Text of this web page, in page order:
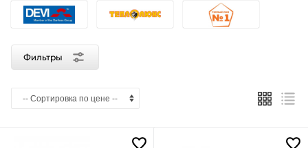
Фильтры
Цвет